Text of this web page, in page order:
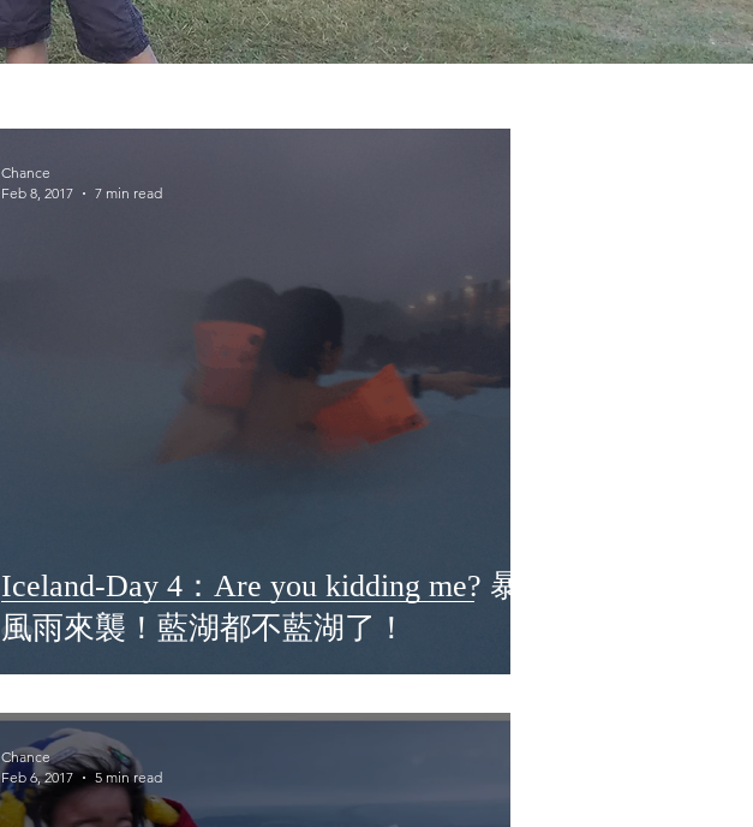
Iceland-Day 4：Are you kidding me? 暴
風雨來襲！藍湖都不藍湖了！
Chance
Feb 8, 2017
7 min read
Chance
Feb 6, 2017
5 min read